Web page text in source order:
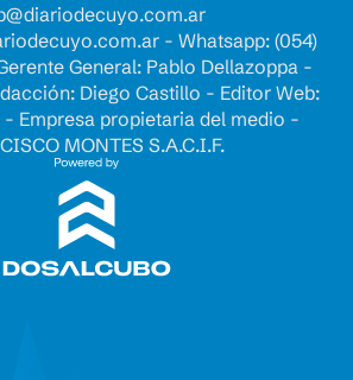
- Whatsapp: (054)
General: Pablo Dellazoppa -
Diego Castillo - Editor Web:
Empresa propietaria del medio -
MONTES S.A.C.I.F.